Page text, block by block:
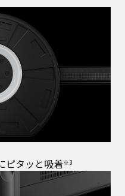
ピタッと吸着※3